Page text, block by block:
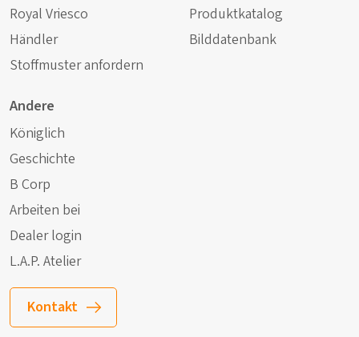
Royal Vriesco
Händler
Stoffmuster anfordern
Produktkatalog
Bilddatenbank
Andere
Königlich
Geschichte
B Corp
Arbeiten bei
Dealer login
L.A.P. Atelier
Kontakt